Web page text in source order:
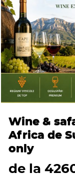
Wine &
Africa de
only
de la